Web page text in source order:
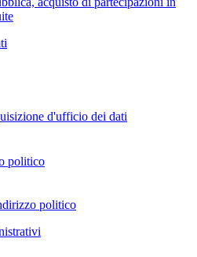
d'ufficio dei dati
politico
politico